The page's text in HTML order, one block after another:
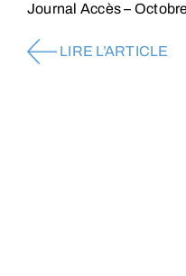
Journal Accès –
LIRE L’ARTICLE